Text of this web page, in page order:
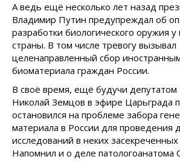
А ведь ещё несколько лет назад
Владимир Путин предупреждал об
разработки биологического оружия
страны. В том числе тревогу вызывал
целенаправленный сбор
биоматериала граждан России.
В своё время, ещё будучи депутатом
Николай Земцов в эфире Царьграда
остановился на проблеме забора
материала в России для проведения
исследований в неких
Напомнил и о деле патологоанатома